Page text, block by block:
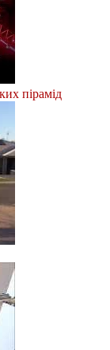
пірамід